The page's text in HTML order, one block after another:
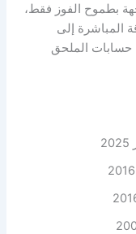
بطموح الفوز فقط،
المباشرة إلى
حسابات الملحق